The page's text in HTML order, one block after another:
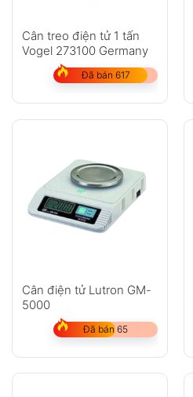
Cân treo điện tử 1 tấn
Vogel 273100 Germany
Đã bán 617
Cân điện tử Lutron GM-
5000
Đã bán 65